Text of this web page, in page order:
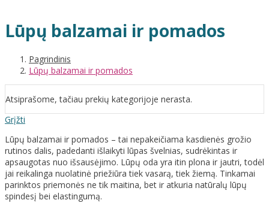
Lūpų balzamai ir pomados
Pagrindinis
Lūpų balzamai ir pomados
Atsiprašome, tačiau prekių kategorijoje nerasta.
Grįžti
Lūpų balzamai ir pomados – tai nepakeičiama kasdienės grožio
rutinos dalis, padedanti išlaikyti lūpas švelnias, sudrėkintas ir
apsaugotas nuo išsausėjimo. Lūpų oda yra itin plona ir jautri, todėl
jai reikalinga nuolatinė priežiūra tiek vasarą, tiek žiemą. Tinkamai
parinktos priemonės ne tik maitina, bet ir atkuria natūralų lūpų
spindesį bei elastingumą.